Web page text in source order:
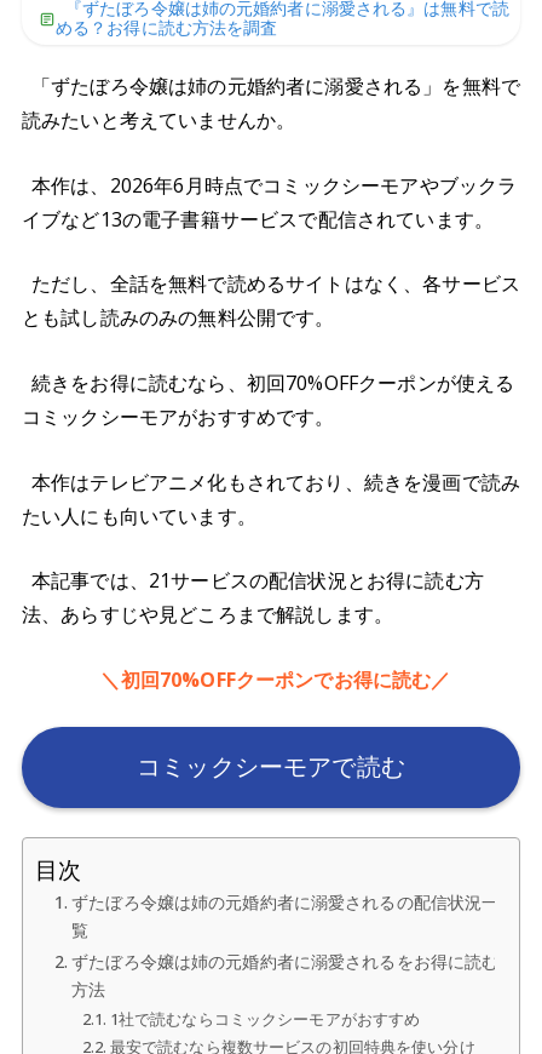
『ずたぼろ令嬢は姉の元婚約者に溺愛される』は無料で読
める？お得に読む方法を調査
「ずたぼろ令嬢は姉の元婚約者に溺愛される」を無料で
読みたいと考えていませんか。
本作は、2026年6月時点でコミックシーモアやブックラ
イブなど13の電子書籍サービスで配信されています。
ただし、全話を無料で読めるサイトはなく、各サービス
とも試し読みのみの無料公開です。
続きをお得に読むなら、初回70%OFFクーポンが使える
コミックシーモアがおすすめです。
本作はテレビアニメ化もされており、続きを漫画で読み
たい人にも向いています。
本記事では、21サービスの配信状況とお得に読む方
法、あらすじや見どころまで解説します。
＼初回70%OFFクーポンでお得に読む／
コミックシーモアで読む
目次
ずたぼろ令嬢は姉の元婚約者に溺愛されるの配信状況一
覧
ずたぼろ令嬢は姉の元婚約者に溺愛されるをお得に読む
方法
1社で読むならコミックシーモアがおすすめ
最安で読むなら複数サービスの初回特典を使い分け